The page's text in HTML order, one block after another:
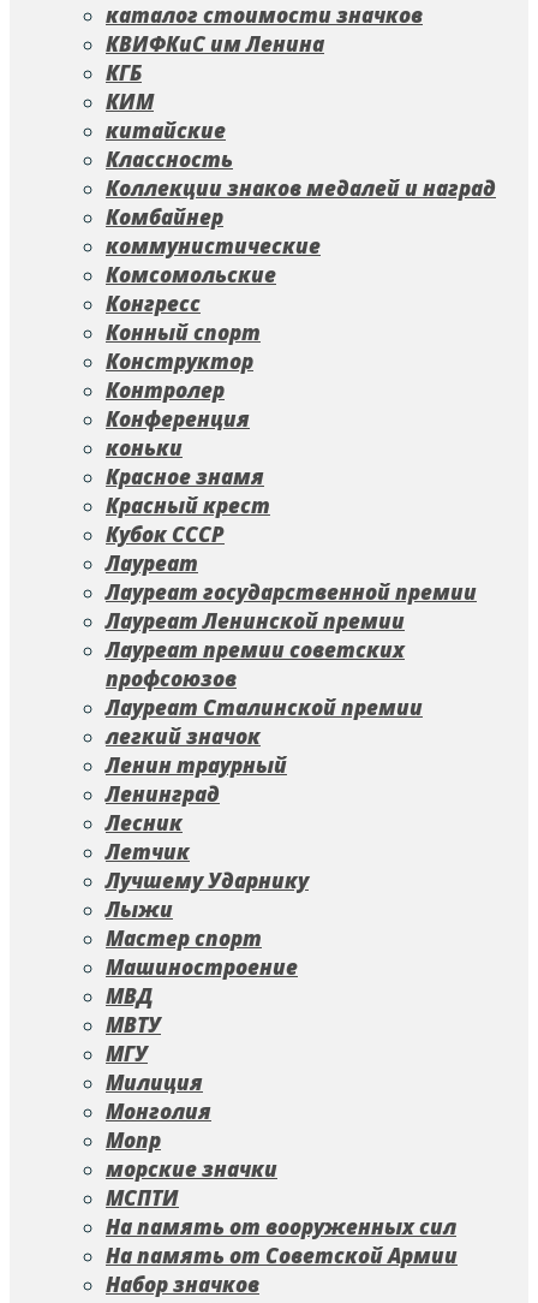
каталог стоимости значков
КВИФКиС им Ленина
КГБ
КИМ
китайские
Классность
Коллекции знаков медалей и наград
Комбайнер
коммунистические
Комсомольские
Конгресс
Конный спорт
Конструктор
Контролер
Конференция
коньки
Красное знамя
Красный крест
Кубок СССР
Лауреат
Лауреат государственной премии
Лауреат Ленинской премии
Лауреат премии советских
профсоюзов
Лауреат Сталинской премии
легкий значок
Ленин траурный
Ленинград
Лесник
Летчик
Лучшему Ударнику
Лыжи
Мастер спорт
Машиностроение
МВД
МВТУ
МГУ
Милиция
Монголия
Мопр
морские значки
МСПТИ
На память от вооруженных сил
На память от Советской Армии
Набор значков